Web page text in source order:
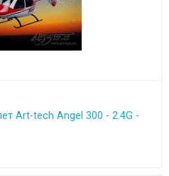
Art-tech Angel 300 - 2.4G -